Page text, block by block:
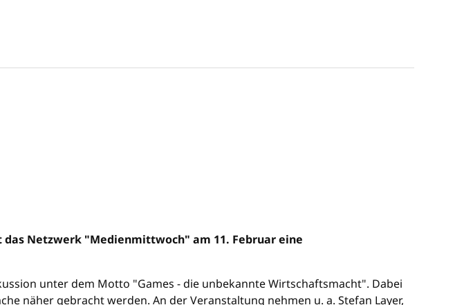
Netzwerk "Medienmittwoch" am 11. Februar eine
unter dem Motto "Games - die unbekannte Wirtschaftsmacht". Dabei
näher gebracht werden. An der Veranstaltung nehmen u. a. Stefan Layer,